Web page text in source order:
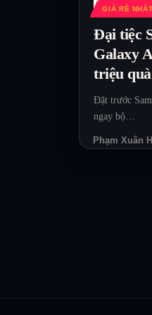
GIÁ RẺ NHẤT
Đại tiệc
Galaxy
triệu
Đặt trước
ngay bộ…
Phạm Xuân